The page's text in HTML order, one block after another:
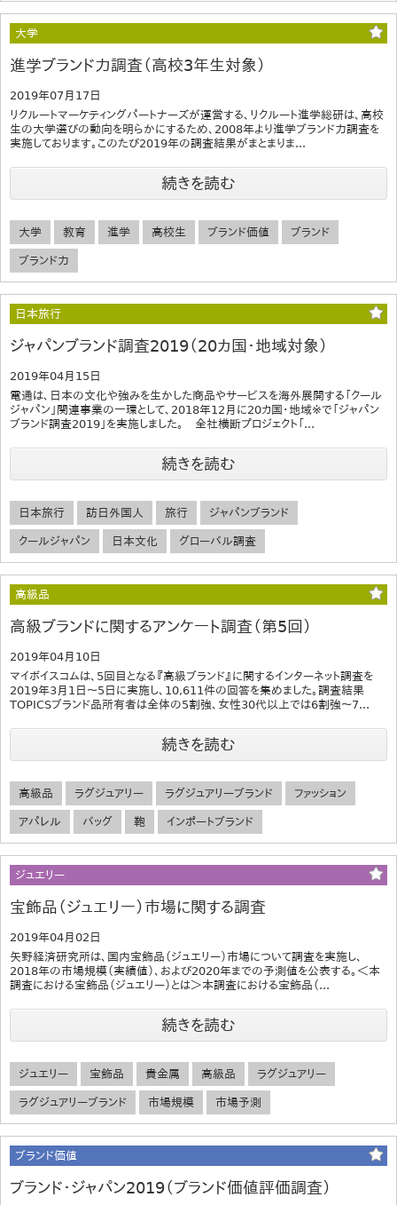
大学
進学ブランド力調査（高校3年生対象）
2019年07月17日
リクルートマーケティングパートナーズが運営する、リクルート進学総研は、高校
生の大学選びの動向を明らかにするため、2008年より進学ブランド力調査を
実施しております。このたび2019年の調査結果がまとまりま...
続きを読む
大学 教育 進学 高校生 ブランド価値 ブランド
ブランド力
日本旅行
ジャパンブランド調査2019（20カ国・地域対象）
2019年04月15日
電通は、日本の文化や強みを生かした商品やサービスを海外展開する「クール
ジャパン」関連事業の一環として、2018年12月に20カ国・地域※で「ジャパン
ブランド調査2019」を実施しました。 全社横断プロジェクト「...
続きを読む
日本旅行 訪日外国人 旅行 ジャパンブランド
クールジャパン 日本文化 グローバル調査
高級品
高級ブランドに関するアンケート調査（第5回）
2019年04月10日
マイボイスコムは、5回目となる『高級ブランド』に関するインターネット調査を
2019年3月1日～5日に実施し、10,611件の回答を集めました。調査結果
TOPICSブランド品所有者は全体の5割強、女性30代以上では6割強～7...
続きを読む
高級品 ラグジュアリー ラグジュアリーブランド ファッション
アパレル バッグ 鞄 インポートブランド
ジュエリー
宝飾品（ジュエリー）市場に関する調査
2019年04月02日
矢野経済研究所は、国内宝飾品（ジュエリー）市場について調査を実施し、
2018年の市場規模（実績値）、および2020年までの予測値を公表する。＜本
調査における宝飾品（ジュエリー）とは＞​本調査における宝飾品（...
続きを読む
ジュエリー 宝飾品 貴金属 高級品 ラグジュアリー
ラグジュアリーブランド 市場規模 市場予測
ブランド価値
ブランド・ジャパン2019（ブランド価値評価調査）